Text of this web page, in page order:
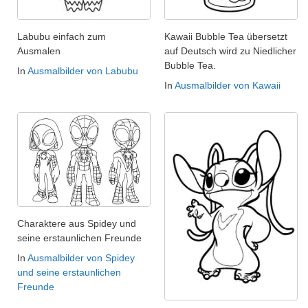
Labubu einfach zum
Ausmalen
In Ausmalbilder von Labubu
Kawaii Bubble Tea übersetzt
auf Deutsch wird zu Niedlicher
Bubble Tea.
In Ausmalbilder von Kawaii
Charaktere aus Spidey und
seine erstaunlichen Freunde
In Ausmalbilder von Spidey
und seine erstaunlichen
Freunde